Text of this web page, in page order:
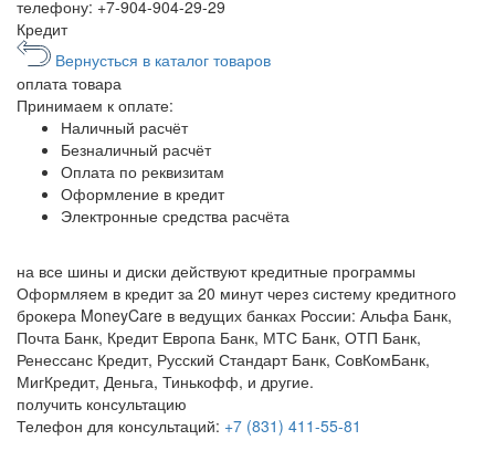
телефону: +7-904-904-29-29
Кредит
Вернусться в каталог товаров
оплата товара
Принимаем к оплате:
Наличный расчёт
Безналичный расчёт
Оплата по реквизитам
Оформление в кредит
Электронные средства расчёта
на все шины и диски действуют кредитные программы
Оформляем в кредит за 20 минут через систему кредитного
брокера MoneyCare в ведущих банках России: Альфа Банк,
Почта Банк, Кредит Европа Банк, МТС Банк, ОТП Банк,
Ренессанс Кредит, Русский Стандарт Банк, СовКомБанк,
МигКредит, Деньга, Тинькофф, и другие.
получить консультацию
Телефон для консультаций: +7 (831) 411-55-81